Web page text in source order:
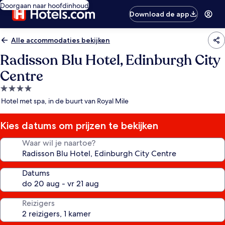
Doorgaan naar hoofdinhoud
Download de app
Alle accommodaties bekijken
Radisson Blu Hotel, Edinburgh City
Centre
4.0-
sterrenaccommodatie
Hotel met spa, in de buurt van Royal Mile
Kies datums om prijzen te bekijken
Waar wil je naartoe?
Datums
Reizigers